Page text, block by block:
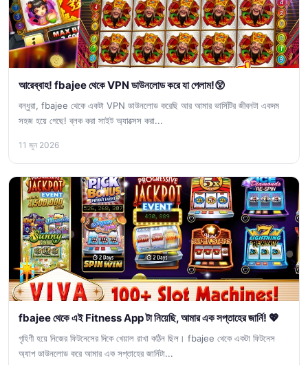
আরেব্বাহ! fbajee থেকে VPN ডাউনলোড করে যা পেলাম!😲
বন্ধুরা, fbajee থেকে একটা VPN ডাউনলোড করেছি আর আমার ভার্সিটির জীবনটা একদম
সহজ হয়ে গেছে! ব্লক করা সাইট অ্যাক্সেস করা...
11 জুন 2026
fbajee থেকে এই Fitness App টা নিয়েছি, আমার এক সপ্তাহের জার্নি! 💖
গৃহিণী হয়ে নিজের ফিটনেসের দিকে খেয়াল রাখা কঠিন ছিল। fbajee থেকে একটা ফিটনেস
অ্যাপ ডাউনলোড করে আমার এক সপ্তাহের জার্নিটা...